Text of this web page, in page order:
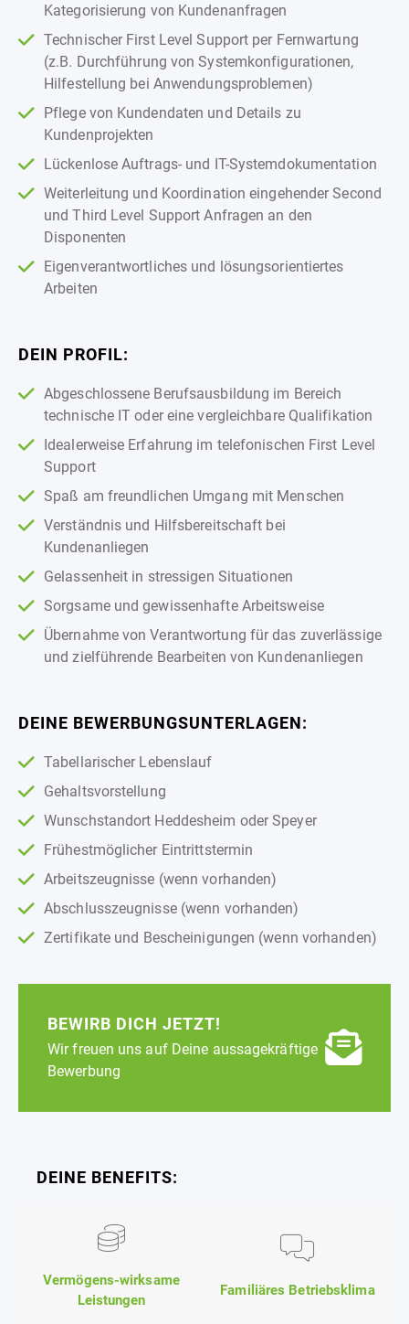
Kategorisierung von Kundenanfragen
Technischer First Level Support per Fernwartung
(z.B. Durchführung von Systemkonfigurationen,
Hilfestellung bei Anwendungsproblemen)
Pflege von Kundendaten und Details zu
Kundenprojekten
Lückenlose Auftrags- und IT-Systemdokumentation
Weiterleitung und Koordination eingehender Second
und Third Level Support Anfragen an den
Disponenten
Eigenverantwortliches und lösungsorientiertes
Arbeiten
DEIN PROFIL:
Abgeschlossene Berufsausbildung im Bereich
technische IT oder eine vergleichbare Qualifikation
Idealerweise Erfahrung im telefonischen First Level
Support
Spaß am freundlichen Umgang mit Menschen
Verständnis und Hilfsbereitschaft bei
Kundenanliegen
Gelassenheit in stressigen Situationen
Sorgsame und gewissenhafte Arbeitsweise
Übernahme von Verantwortung für das zuverlässige
und zielführende Bearbeiten von Kundenanliegen
DEINE BEWERBUNGSUNTERLAGEN:
Tabellarischer Lebenslauf
Gehaltsvorstellung
Wunschstandort Heddesheim oder Speyer
Frühestmöglicher Eintrittstermin
Arbeitszeugnisse (wenn vorhanden)
Abschlusszeugnisse (wenn vorhanden)
Zertifikate und Bescheinigungen (wenn vorhanden)
BEWIRB DICH JETZT!
Wir freuen uns auf Deine aussagekräftige
Bewerbung
DEINE BENEFITS:
Vermögens-wirksame
Leistungen
Familiäres Betriebsklima